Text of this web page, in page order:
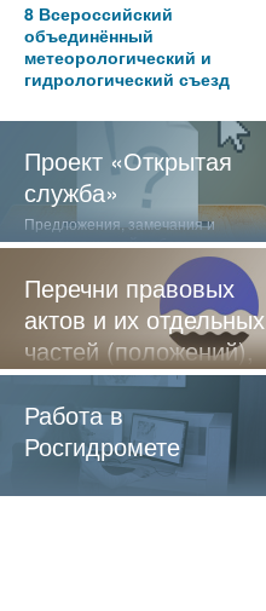
8 Всероссийский
объединённый
метеорологический и
гидрологический съезд
Проект «Открытая
служба»
Предложения, замечания и
отзывы о нашей работе
Перечни правовых
актов и их отдельных
частей (положений),
содержащие
обязательные
требования
Работа в
Росгидромете